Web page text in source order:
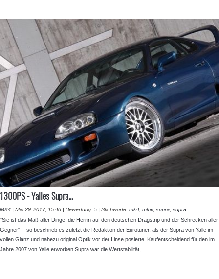
⁣1300PS - Yalles Supra...
MK4 | Mai 29 '2017, 15:48 | Bewertung: 5 | Stichworte: mk4 mkiv, supra supra
"Sie ist das Maß aller Dinge, die Herrin auf den deutschen Dragstrip und der Schrecken aller
Gegner" - so beschrieb es zuletzt die Redaktion der Eurotuner, als der Supra von Yalle im
vollen Glanz und nahezu original Optik vor der Linse posierte. Kaufentscheidend für den im
Jahre 2007 von Yalle erworben Supra war die Wertstabilität,...